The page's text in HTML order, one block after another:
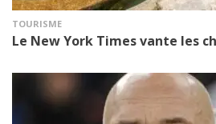
TOURISME
Le New York Times vante les